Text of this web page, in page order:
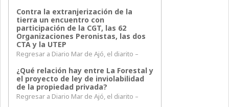
Contra la extranjerización de la
tierra un encuentro con
participación de la CGT, las 62
Organizaciones Peronistas, las dos
CTA y la UTEP
Regresar a Diario Mar de Ajó, el diarito –
¿Qué relación hay entre La Forestal y
el proyecto de ley de inviolabilidad
de la propiedad privada?
Regresar a Diario Mar de Ajó, el diarito –